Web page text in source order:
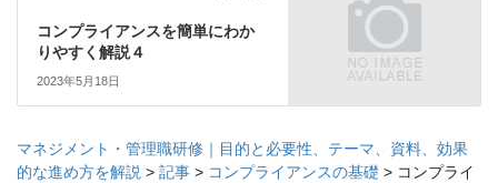
コンプライアンスを簡単にわか
りやすく解説４
2023年5月18日
マネジメント・管理職研修｜目的と必要性、テーマ、資料、効果
的な進め方を解説 > 記事 > コンプライアンスの基礎 > コンプライ